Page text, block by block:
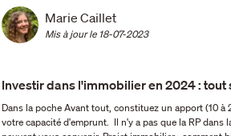
Marie Caillet
Mis à jour le 18-07-2023
Investir dans l'immobilier en 2024 : tout
Dans la poche Avant tout, constituez un apport (10 à 20 % du prix d'emprunt). Utilisez un simulateur pour estimer
votre capacité d'emprunt. Il n'y a pas que la RP dans la vie : SCPI, LMNP... D'autres investissements immobiliers